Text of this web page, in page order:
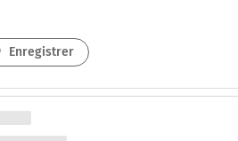
Enregistrer